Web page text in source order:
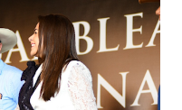
dar inicio en la calle
calle 22 de Octubre, con
Posteriormente se
Señora de la